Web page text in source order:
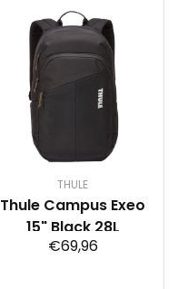
THULE
Thule Campus Exeo
15" Black 28L
€69,96